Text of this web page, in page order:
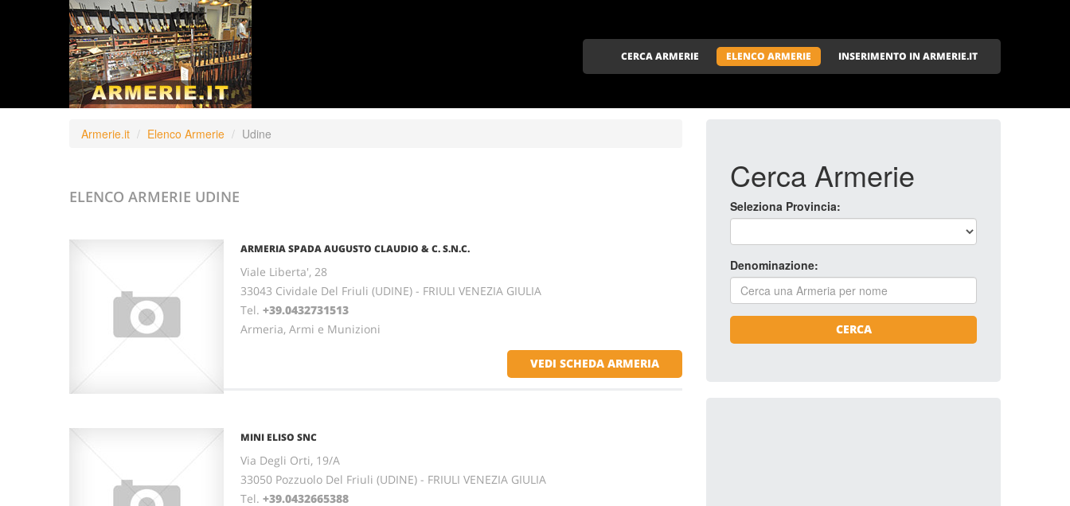
CERCA ARMERIE ELENCO ARMERIE INSERIMENTO IN ARMERIE.IT
Armerie.it Elenco Armerie Udine
ELENCO ARMERIE UDINE
ARMERIA SPADA AUGUSTO CLAUDIO & C. S.N.C.
Viale Liberta', 28
33043 Cividale Del Friuli (UDINE) - FRIULI VENEZIA GIULIA
Tel. +39.0432731513
Armeria, Armi e Munizioni
VEDI SCHEDA ARMERIA
MINI ELISO SNC
Via Degli Orti, 19/A
33050 Pozzuolo Del Friuli (UDINE) - FRIULI VENEZIA GIULIA
Tel. +39.0432665388
Cerca Armerie
Seleziona Provincia:
Denominazione:
CERCA